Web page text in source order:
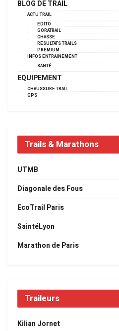
BLOG DE TRAIL
ACTU TRAIL
EDITO
GORATRAIL
CHASSE
RÉSULTATS TRAILS
PREMIUM
INFOS ENTRAINEMENT
SANTÉ
EQUIPEMENT
CHAUSSURE TRAIL
GPS
Trails & Marathons
UTMB
Diagonale des Fous
EcoTrail Paris
SaintéLyon
Marathon de Paris
Traileurs
Kilian Jornet